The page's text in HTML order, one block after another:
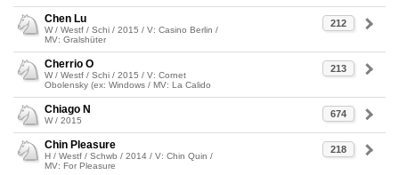
212
Chen Lu
W / Westf / Schi / 2015 / V: Casino Berlin /
MV: Gralshüter
213
Cherrio O
W / Westf / Schi / 2015 / V: Cornet
Obolensky (ex: Windows / MV: La Calido
674
Chiago N
W / 2015
218
Chin Pleasure
H / Westf / Schwb / 2014 / V: Chin Quin /
MV: For Pleasure